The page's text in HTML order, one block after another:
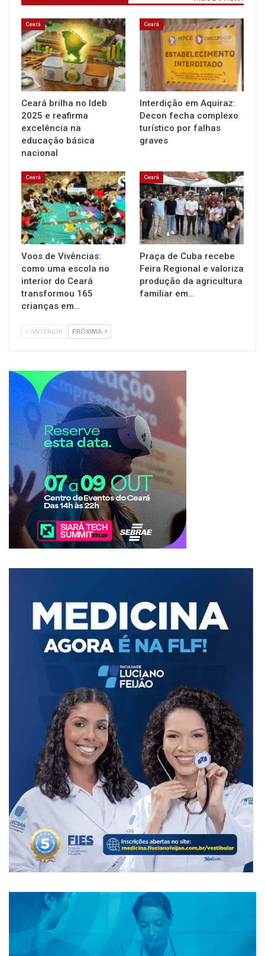
Ceará
Ceará brilha no Ideb
2025 e reafirma
excelência na
educação básica
nacional
Ceará
Interdição em Aquiraz:
Decon fecha complexo
turístico por falhas
graves
Ceará
Voos de Vivências:
como uma escola no
interior do Ceará
transformou 165
crianças em…
Ceará
Praça de Cuba recebe
Feira Regional e valoriza
produção da agricultura
familiar em…
ANTERIOR PRÓXIMA